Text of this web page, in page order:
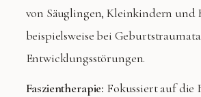
von Säuglingen, Kleinkindern und
beispielsweise bei
Entwicklungsstörungen.
Faszientherapie: Fokussiert auf die